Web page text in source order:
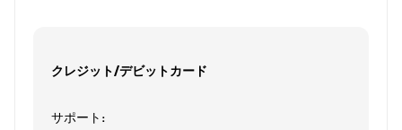
クレジット/デビットカード
サポート: